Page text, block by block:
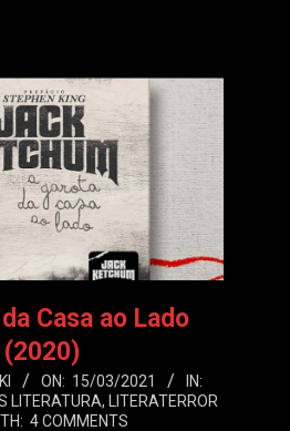
Casa ao Lado
(2020)
ON: 15/03/2021
IN:
LITERATURA, LITERATERROR
4 COMMENTS